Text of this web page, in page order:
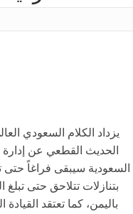
الحديث القطعي عن إدارة
السعودية سيبقى فراغاً حتى
بتنازلات تتلاحق حتى
باليمن، كما تعتقد